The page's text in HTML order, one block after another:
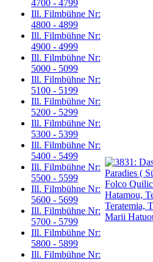
4700 - 4799
Ill. Filmbühne Nr:
4800 - 4899
Ill. Filmbühne Nr:
4900 - 4999
Ill. Filmbühne Nr:
5000 - 5099
Ill. Filmbühne Nr:
5100 - 5199
Ill. Filmbühne Nr:
5200 - 5299
Ill. Filmbühne Nr:
5300 - 5399
Ill. Filmbühne Nr:
5400 - 5499
Ill. Filmbühne Nr:
5500 - 5599
Ill. Filmbühne Nr:
5600 - 5699
Ill. Filmbühne Nr:
5700 - 5799
Ill. Filmbühne Nr:
5800 - 5899
Ill. Filmbühne Nr: